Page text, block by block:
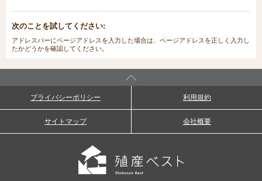
次のことを試してください:
アドレスバーにページアドレスを入力した場合は、ページアドレスを正しく入力し
たかどうかを確認してください。
プライバシーポリシー 利用規約
サイトマップ 会社概要